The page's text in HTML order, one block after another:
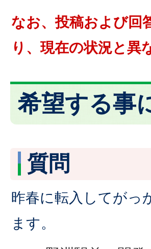
なお、投稿および回
り、現在の状況と異
希望する事
質問
昨春に転入してがっ
ます。